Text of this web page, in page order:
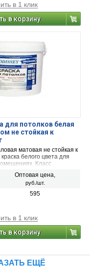
в 1 клик
в корзину
для потолков белая
не стойкая к
матовая не стойкая к
белого цвета для
Класс
- 15 кг.Оптовая цена,
руб./шт.
595
в 1 клик
в корзину
ЕЩЁ